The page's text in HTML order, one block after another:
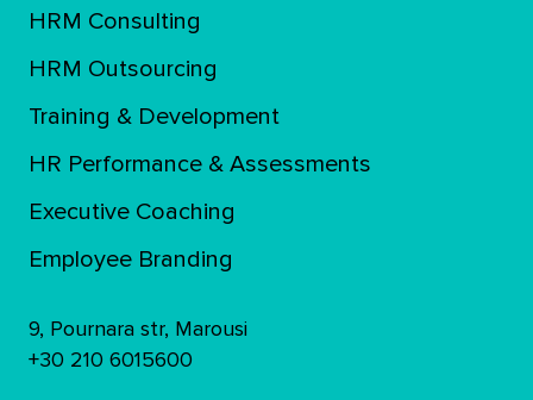
HRM Consulting
HRM Outsourcing
Training & Development
ΗR Performance & Assessments
Executive Coaching
Employee Branding
9, Pournara str, Marousi
+30 210 6015600